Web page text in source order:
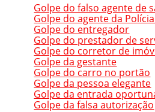
Golpe do falso agente de
Golpe do agente da
Golpe do entregador
Golpe do prestador de
Golpe do corretor de
Golpe da gestante
Golpe do carro no portão
Golpe da pessoa elegante
Golpe da entrada
Golpe da falsa autorização